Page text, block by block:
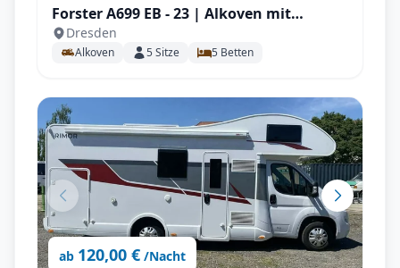
Forster A699 EB - 23 | Alkoven mit
Einzelbett für bis zu 5 P.
Dresden
Alkoven 5Sitze 5 Betten
ab 120,00 € /Nacht